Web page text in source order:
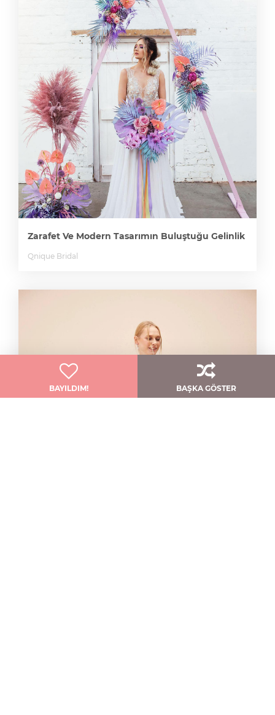
BAYILDIM! BAŞKA GÖSTER
Zarafet Ve Modern Tasarımın Buluştuğu Gelinlik
Qnique Bridal